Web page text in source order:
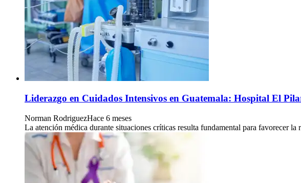
Liderazgo en Cuidados Intensivos en Guatemala: Hospital El
Norman RodriguezHace 6 meses
La atención médica durante situaciones críticas resulta fundamental para favorecer